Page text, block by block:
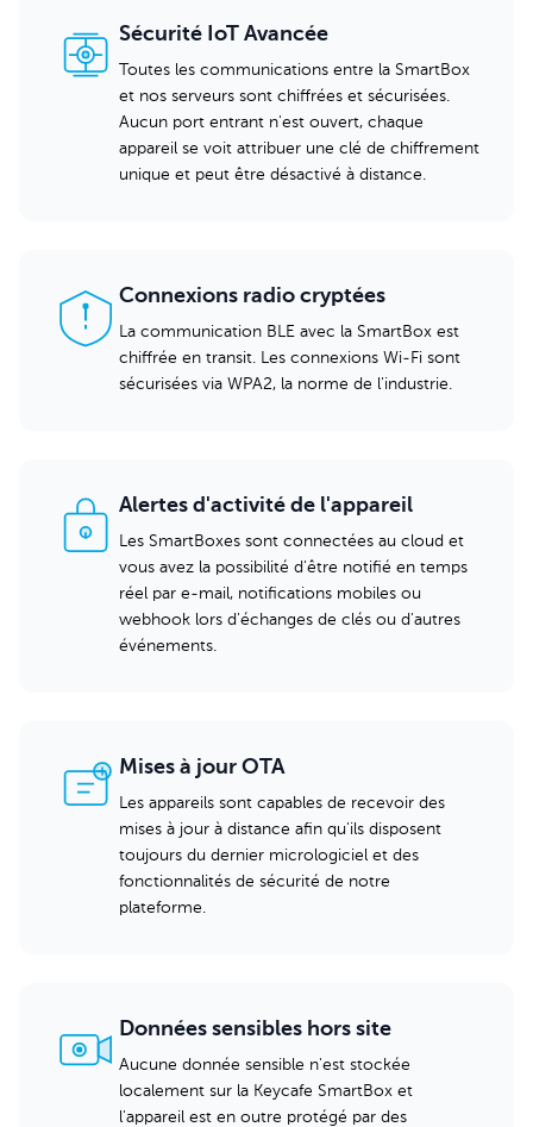
Sécurité IoT Avancée
Toutes les communications entre la SmartBox
et nos serveurs sont chiffrées et sécurisées.
Aucun port entrant n'est ouvert, chaque
appareil se voit attribuer une clé de chiffrement
unique et peut être désactivé à distance.
Connexions radio cryptées
La communication BLE avec la SmartBox est
chiffrée en transit. Les connexions Wi-Fi sont
sécurisées via WPA2, la norme de l'industrie.
Alertes d'activité de l'appareil
Les SmartBoxes sont connectées au cloud et
vous avez la possibilité d'être notifié en temps
réel par e-mail, notifications mobiles ou
webhook lors d'échanges de clés ou d'autres
événements.
Mises à jour OTA
Les appareils sont capables de recevoir des
mises à jour à distance afin qu'ils disposent
toujours du dernier micrologiciel et des
fonctionnalités de sécurité de notre
plateforme.
Données sensibles hors site
Aucune donnée sensible n'est stockée
localement sur la Keycafe SmartBox et
l'appareil est en outre protégé par des